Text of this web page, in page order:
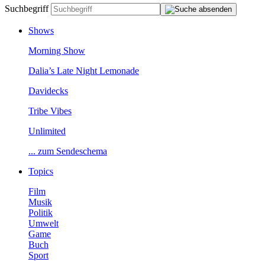
Suchbegriff
Shows
MorningShow
Dalia’sLateNightLemonade
Davidecks
TribeVibes
Unlimited
...zumSendeschema
Topics
Film
Musik
Politik
Umwelt
Game
Buch
Sport